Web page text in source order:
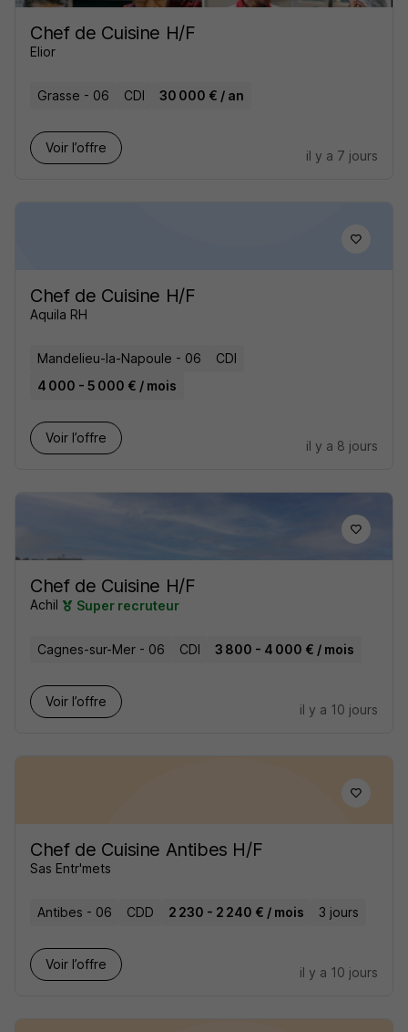
Chef de Cuisine H/F
Elior
Grasse - 06 CDI 30 000 € / an
Voir l’offre
il y a 7 jours
Chef de Cuisine H/F
Aquila RH
Mandelieu-la-Napoule - 06
CDI
4 000 - 5 000 € / mois
Voir l’offre
il y a 8 jours
Chef de Cuisine H/F
Achil Super recruteur
Cagnes-sur-Mer - 06 CDI 3 800 - 4 000 € / mois
Voir l’offre
il y a 10 jours
Chef de Cuisine Antibes H/F
Sas Entr'mets
Antibes - 06 CDD 2 230 - 2 240 € / mois 3 jours
Voir l’offre
il y a 10 jours